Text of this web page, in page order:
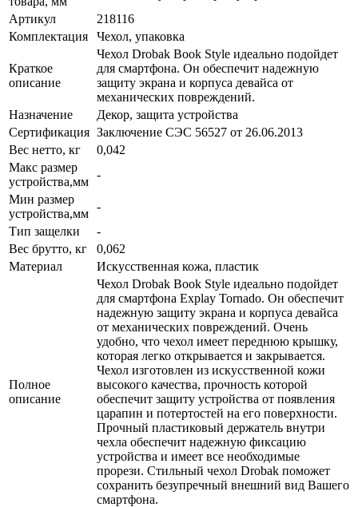
Артикул
218116
Комплектация
Чехол, упаковка
Краткое
описание
Чехол Drobak Book Style идеально подойдет
для смартфона. Он обеспечит надежную
защиту экрана и корпуса девайса от
механических повреждений.
Назначение
Декор, защита устройства
Сертификация Заключение СЭС 56527 от 26.06.2013
Вес нетто, кг
0,042
Макс размер
устройства,мм
-
Мин размер
устройства,мм
-
Тип защелки
-
Вес брутто, кг
0,062
Материал
Искусственная кожа, пластик
Полное
описание
Чехол Drobak Book Style идеально подойдет
для смартфона Explay Tornado. Он обеспечит
надежную защиту экрана и корпуса девайса
от механических повреждений. Очень
удобно, что чехол имеет переднюю крышку,
которая легко открывается и закрывается.
Чехол изготовлен из искусственной кожи
высокого качества, прочность которой
обеспечит защиту устройства от появления
царапин и потертостей на его поверхности.
Прочный пластиковый держатель внутри
чехла обеспечит надежную фиксацию
устройства и имеет все необходимые
прорези. Стильный чехол Drobak поможет
сохранить безупречный внешний вид Вашего
смартфона.